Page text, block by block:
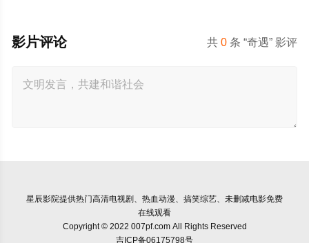
共0 条 “奇遇” 影评
影片评论
星辰影院提供热门高清电视剧、热血动漫、搞笑综艺、未删减电影免费
在线观看
Copyright © 2022 007pf.com All Rights Reserved
吉ICP备06175798号